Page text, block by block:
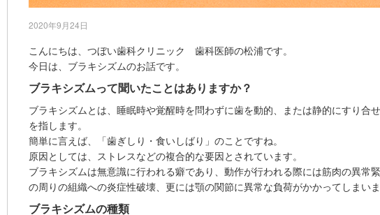
2020年9月24日
こんにちは、つぼい歯科クリニック 歯科医師の松浦です。
今日は、ブラキシズムのお話です。
ブラキシズムって聞いたことはありますか？
ブラキシズムとは、睡眠時や覚醒時を問わずに歯を動的、または静的にすり合
を指します。
簡単に言えば、「歯ぎしり・食いしばり 」のことですね。
原因としては、ストレスなどの複合的な要因とされています。
ブラキシズムは無意識に行われる癖であり、動作が行われる際には筋肉の異常
の周りの組織への炎症性破壊、更には顎の関節に異常な負荷がかかってしまいま
ブラキシズムの種類